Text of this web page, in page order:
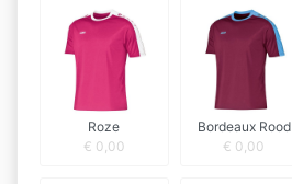
Roze
€ 0,00
Bordeaux Rood
€ 0,00